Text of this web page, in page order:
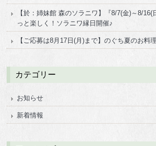
【於：姉妹館 森のソラニワ】『8/7(金)～8/16(
っと楽しく！ソラニワ縁日開催♪
【ご応募は8月17日(月)まで】のぐち夏のお料
カテゴリー
お知らせ
新着情報